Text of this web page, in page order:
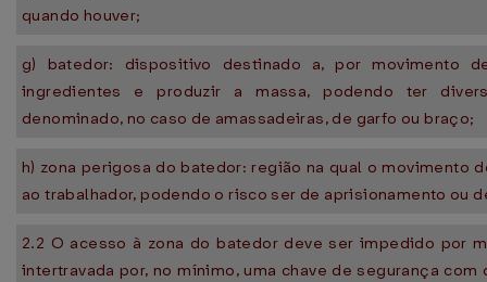
quando houver;
g) batedor: dispositivo destinado a, por movimento
ingredientes e produzir a massa, podendo ter
denominado, no caso de amassadeiras, de garfo ou braço;
h) zona perigosa do batedor: região na qual o movimento
ao trabalhador, podendo o risco ser de aprisionamento ou
2.2 O acesso à zona do batedor deve ser impedido por
intertravada por, no mínimo, uma chave de segurança com